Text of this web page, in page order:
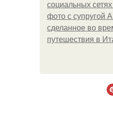
социальных сетях
фото с супругой
сделанное во
путешествия в